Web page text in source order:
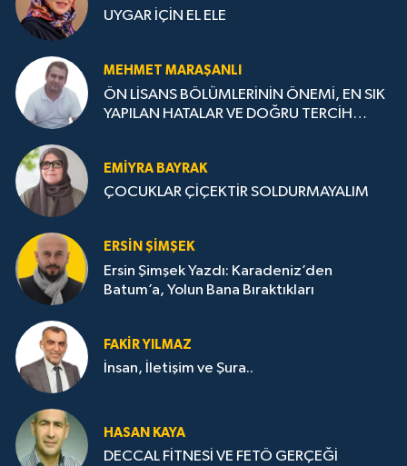
UYGAR İÇİN EL ELE
MEHMET MARAŞANLI
ÖN LİSANS BÖLÜMLERİNİN ÖNEMİ, EN SIK
YAPILAN HATALAR VE DOĞRU TERCİH
EMIYRA BAYRAK
ÇOCUKLAR ÇİÇEKTİR SOLDURMAYALIM
ERSIN ŞIMŞEK
Ersin Şimşek Yazdı: Karadeniz’den
Batum’a, Yolun Bana Bıraktıkları
FAKIR YILMAZ
İnsan, İletişim ve Şura..
HASAN KAYA
DECCAL FİTNESİ VE FETÖ GERÇEĞİ